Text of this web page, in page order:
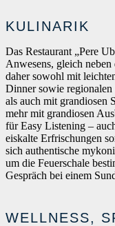
KULINARIK
Das Restaurant „Pere
Anwesens, gleich
daher sowohl mit
Dinner sowie
als auch mit grandiosen
mehr mit grandiosen
für Easy Listening –
eiskalte Erfrischungen
sich authentische
um die Feuerschale
Gespräch bei einem
WELLNESS,